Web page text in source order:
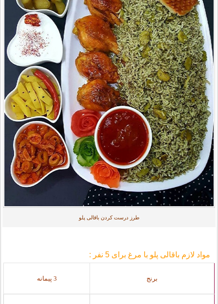
طرز درست کردن باقالی پلو
مواد لازم باقالی پلو با مرغ برای 5 نفر :
برنج 3 پیمانه